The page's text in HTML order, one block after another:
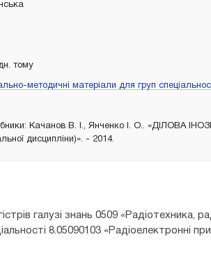
тому
методичні матеріали для груп
Качанов В. І., Янченко І. О.. «ДІЛОВА
дисципліни)». - 2014.
галузі знань 0509 «Радіотехника,
8.05090103 «Радіоелектронні